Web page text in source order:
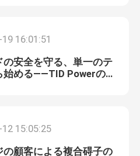
16:01:51
の安全を守る、単一のテ
始める――TID Powerの高
15:05:25
の顧客による複合碍子の